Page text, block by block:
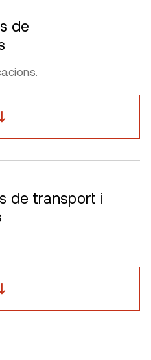
de
de transport i